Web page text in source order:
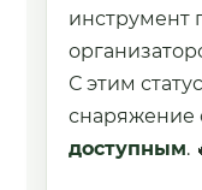
инструмент
С этим
снаряжение
доступным.